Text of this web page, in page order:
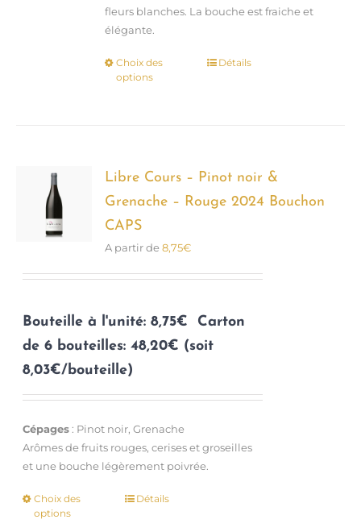
fleurs blanches. La bouche est fraiche et
élégante.
Choix des
options
Ce
options
peuvent
être
produit
Détails
Libre Cours – Pinot noir &
Grenache – Rouge 2024 Bouchon
CAPS
A partir de8,75€
Bouteille à l'unité: 8,75€
Carton
de 6 bouteilles: 48,20€ (soit
8,03€/bouteille)
Cépages : Pinot noir, Grenache
Arômes de fruits rouges, cerises et groseilles
et une bouche légèrement poivrée.
Choix des
options
CeDétails